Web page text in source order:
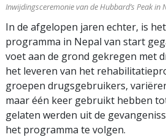
Inwijdingsceremonie van de Hubbard’s Peak in
In de afgelopen jaren echter, is
programma in Nepal van start
voet aan de grond gekregen met
het leveren van het
groepen drugsgebruikers,
maar één keer gebruikt hebben
gelaten werden uit de
het programma te volgen.